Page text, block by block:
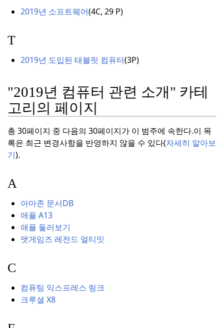
2019년 소프트웨어(4C, 29P)
T
2019년 도입된 태블릿 컴퓨터(3P)
"2019년 컴퓨터 관련 소개" 카테
고리의 페이지
총 30페이지 중 다음의 30페이지가 이 범주에 속한다.이 목
록은 최근 변경사항을 반영하지 않을 수 있다(자세히 알아보
기).
A
아마존 문서DB
애플 A13
애플 둘러보기
앳게임즈 레전드 얼티밋
C
컴퓨팅 익스프레스 링크
크루셜 X8